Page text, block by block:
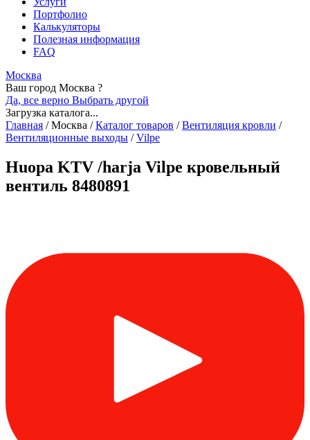
Портфолио
Калькуляторы
Полезная информация
FAQ
Москва
Ваш город Москва ?
Да, все верно Выбрать другой
Загрузка каталога...
Главная /Москва / Каталог товаров / Вентиляция кровли /
Вентиляционные выходы / Vilpe
Huopa KTV /harja Vilpe кровельный
вентиль 8480891